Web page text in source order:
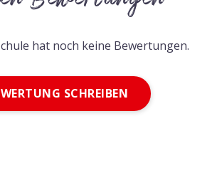
hat noch keine Bewertungen.
SCHREIBEN